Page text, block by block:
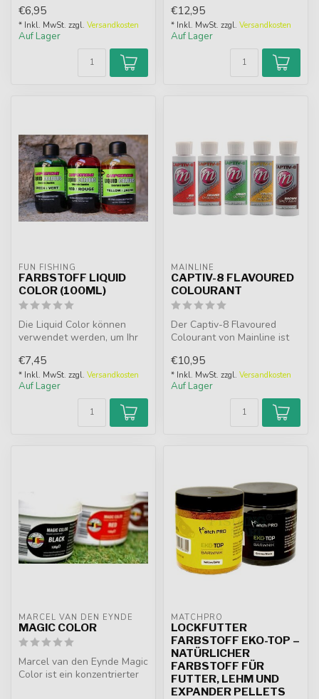
€6,95
* Inkl. MwSt. zzgl. Versandkosten
Auf Lager
€12,95
* Inkl. MwSt. zzgl. Versandkosten
Auf Lager
FUN FISHING
FARBSTOFF LIQUID
COLOR (100ML)
Die Liquid Color können
verwendet werden, um Ihr
Pell...
€7,45
* Inkl. MwSt. zzgl. Versandkosten
Auf Lager
MAINLINE
CAPTIV-8 FLAVOURED
COLOURANT
Der Captiv-8 Flavoured
Colourant von Mainline ist
Farbstoff...
€10,95
* Inkl. MwSt. zzgl. Versandkosten
Auf Lager
MARCEL VAN DEN EYNDE
MAGIC COLOR
Marcel van den Eynde Magic
Color ist ein konzentrierter
MATCHPRO
LOCKFUTTER
FARBSTOFF EKO-TOP –
NATÜRLICHER
FARBSTOFF FÜR
FUTTER, LEHM UND
EXPANDER PELLETS